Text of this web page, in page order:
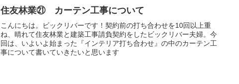
住友林業㉑ カーテン工事について
こんにちは。ビックリバーです！契約前の打ち合わせを10回以上重
ね、晴れて住友林業と建築工事請負契約をしたビックリバー夫婦。今
回は、いよいよ始まった『インテリア打ち合わせ』の中のカーテン工
事について書いていきたいと思います